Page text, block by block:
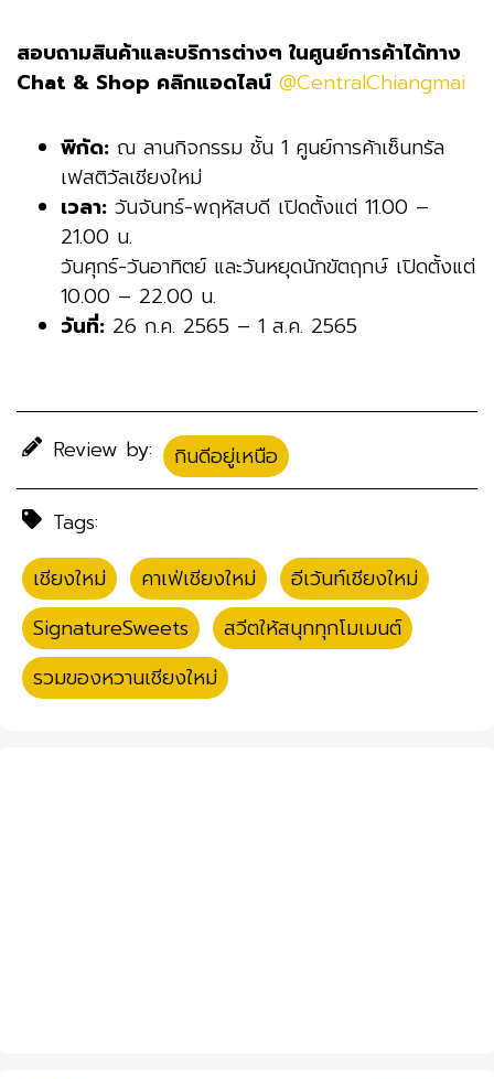
สอบถามสินค้าและบริการต่างๆ ในศูนย์การค้าได้ทาง
Chat & Shop คลิกแอดไลน์ @CentralChiangmai
พิกัด: ณ ลานกิจกรรม ชั้น 1 ศูนย์การค้าเซ็นทรัล
เฟสติวัลเชียงใหม่
เวลา: วันจันทร์-พฤหัสบดี เปิดตั้งแต่ 11.00 –
21.00 น.
วันศุกร์-วันอาทิตย์ และวันหยุดนักขัตฤกษ์ เปิดตั้งแต่
10.00 – 22.00 น.
วันที่: 26 ก.ค. 2565 – 1 ส.ค. 2565
Review by: กินดีอยู่เหนือ
Tags:
เชียงใหม่
คาเฟ่เชียงใหม่ อีเว้นท์เชียงใหม่
SignatureSweets
สวีตให้สนุกทุกโมเมนต์
รวมของหวานเชียงใหม่